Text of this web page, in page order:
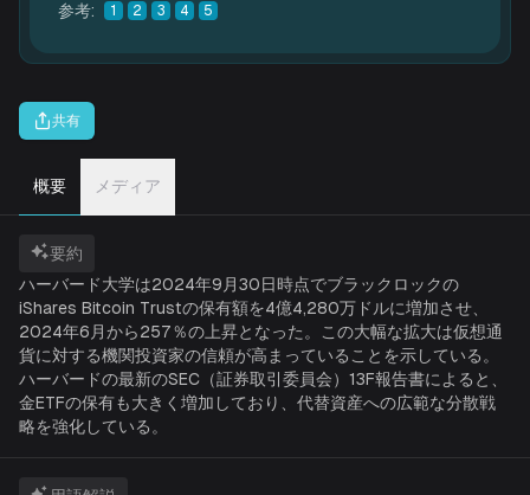
参考: 1 2 3 4 5
共有
概要 メディア
要約
ハーバード大学は2024年9月30日時点でブラックロックの
iShares Bitcoin Trustの保有額を4億4,280万ドルに増加させ、
2024年6月から257％の上昇となった。この大幅な拡大は仮想通
貨に対する機関投資家の信頼が高まっていることを示している。
ハーバードの最新のSEC（証券取引委員会）13F報告書によると、
金ETFの保有も大きく増加しており、代替資産への広範な分散戦
略を強化している。